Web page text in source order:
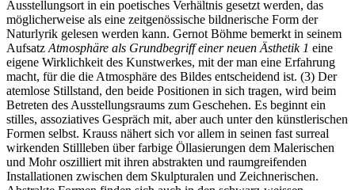
Ausstellungsort in ein poetisches Verhältnis gesetzt werden, das
möglicherweise als eine zeitgenössische bildnerische Form der
Naturlyrik gelesen werden kann. Gernot Böhme bemerkt in seinem
Aufsatz Atmosphäre als Grundbegriff einer neuen Ästhetik 1 eine
eigene Wirklichkeit des Kunstwerkes, mit der man eine Erfahrung
macht, für die die Atmosphäre des Bildes entscheidend ist. (3) Der
atemlose Stillstand, den beide Positionen in sich tragen, wird beim
Betreten des Ausstellungsraums zum Geschehen. Es beginnt ein
stilles, assoziatives Gespräch mit, aber auch unter den künstlerischen
Formen selbst. Krauss nähert sich vor allem in seinen fast surreal
wirkenden Stillleben über farbige Öllasierungen dem Malerischen
und Mohr oszilliert mit ihren abstrakten und raumgreifenden
Installationen zwischen dem Skulpturalen und Zeichnerischen.